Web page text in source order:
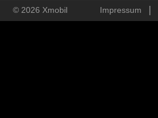
© 2026 Xmobil Impressum